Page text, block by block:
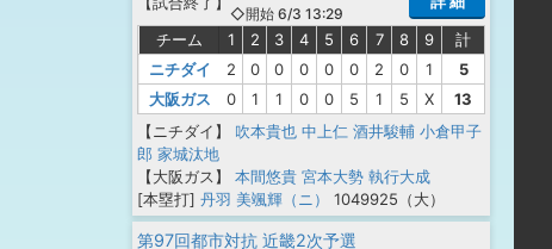
◇開始 6/3 13:29
チーム 1 2 3 4 5 6 7 8 9
計
ニチダイ
2 0 0 0 0 0 2 0 1
5
大阪ガス
0 1 1 0 0 5 1 5 X
13
【ニチダイ】
吹本貴也 中上仁 酒井駿輔 小倉甲子
郎 家城汰地
【大阪ガス】
本間悠貴 宮本大勢 執行大成
[本塁打] 丹羽 美颯輝（ニ） 1049925（大）
第97回都市対抗 近畿2次予選